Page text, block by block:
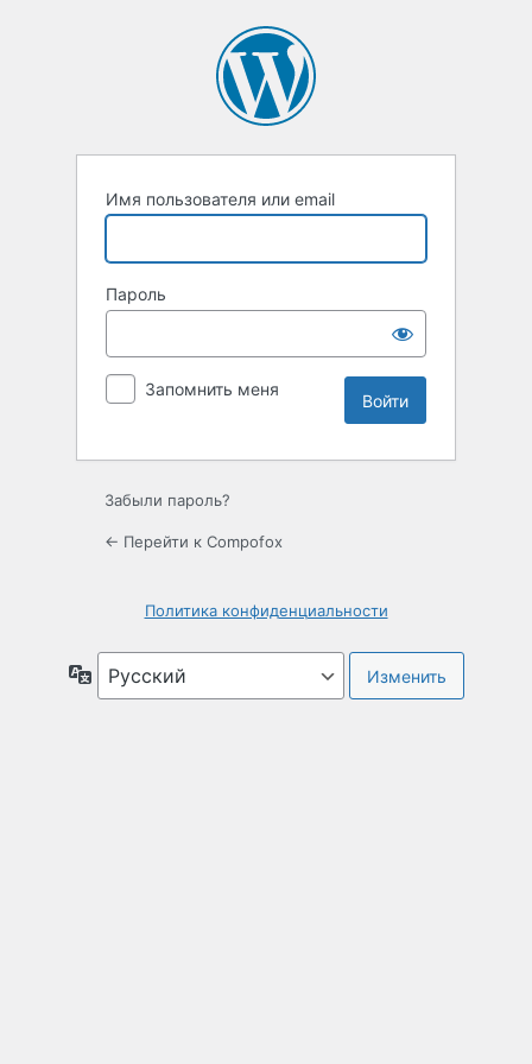
Имя пользователя или email
Пароль
Запомнить меня
Забыли пароль?
← Перейти к Compofox
Политика конфиденциальности
Язык